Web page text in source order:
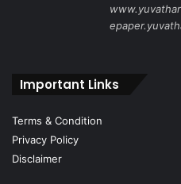
Important Links
Terms & Condition
Privacy Policy
Disclaimer